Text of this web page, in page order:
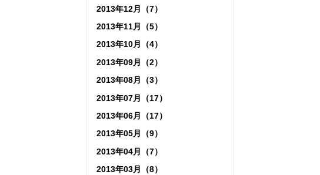
2013年12月（7）
2013年11月（5）
2013年10月（4）
2013年09月（2）
2013年08月（3）
2013年07月（17）
2013年06月（17）
2013年05月（9）
2013年04月（7）
2013年03月（8）